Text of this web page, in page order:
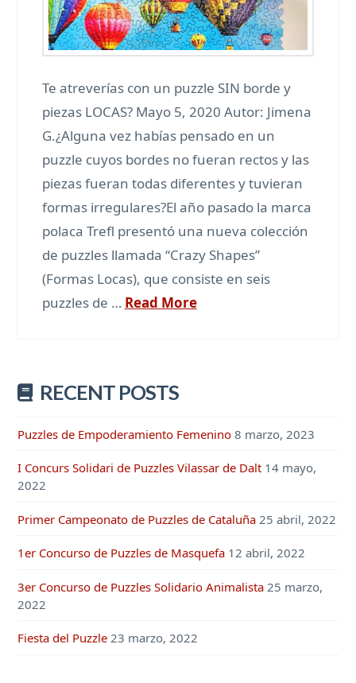
Te atreverías con un puzzle SIN borde y
piezas LOCAS? Mayo 5, 2020 Autor: Jimena
G.¿Alguna vez habías pensado en un
puzzle cuyos bordes no fueran rectos y las
piezas fueran todas diferentes y tuvieran
formas irregulares?El año pasado la marca
polaca Trefl presentó una nueva colección
de puzzles llamada “Crazy Shapes”
(Formas Locas), que consiste en seis
puzzles de … Read More
RECENT POSTS
Puzzles de Empoderamiento Femenino 8 marzo, 2023
I Concurs Solidari de Puzzles Vilassar de Dalt 14 mayo,
2022
Primer Campeonato de Puzzles de Cataluña 25 abril, 2022
1er Concurso de Puzzles de Masquefa 12 abril, 2022
3er Concurso de Puzzles Solidario Animalista 25 marzo,
2022
Fiesta del Puzzle 23 marzo, 2022